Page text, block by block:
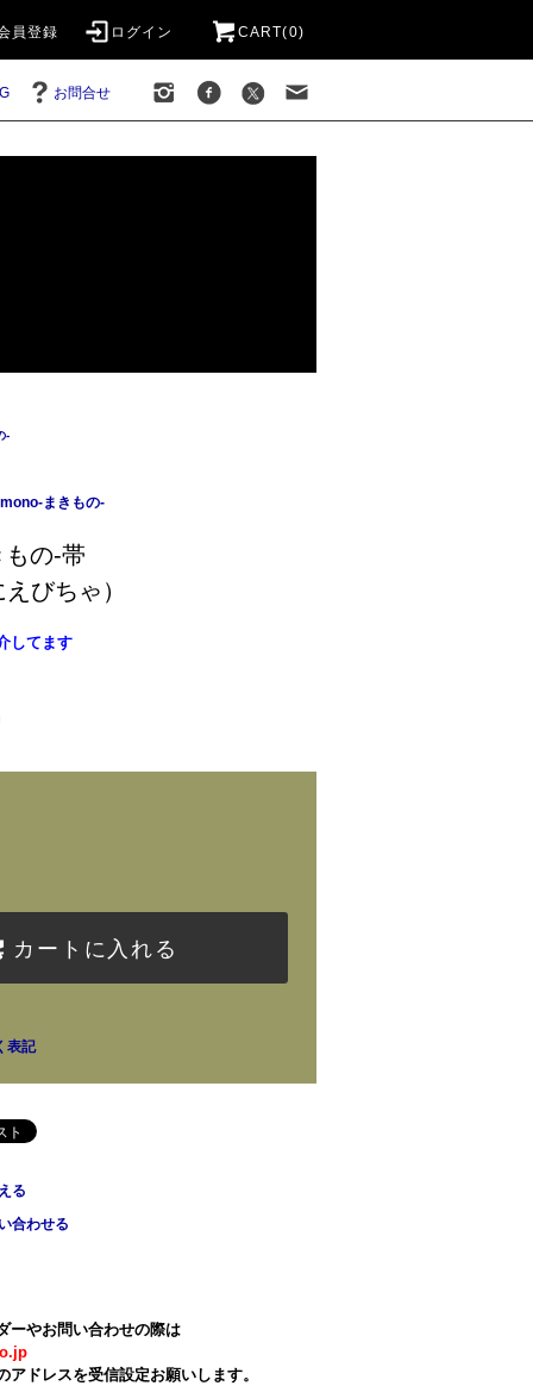
員登録 ログイン CART(0)
お問合せ
-
まきもの-
の-帯
びちゃ）
してます
カートに入れる
表記
る
合わせる
ーやお問い合わせの際は
アドレスを受信設定お願いします。